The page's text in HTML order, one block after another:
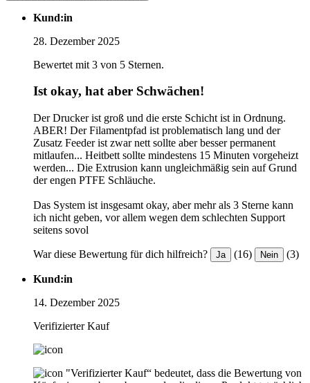
Kund:in
28. Dezember 2025
Bewertet mit 3 von 5 Sternen.
Ist okay, hat aber Schwächen!
Der Drucker ist groß und die erste Schicht ist in Ordnung.
ABER! Der Filamentpfad ist problematisch lang und der
Zusatz Feeder ist zwar nett sollte aber besser permanent
mitlaufen... Heitbett sollte mindestens 15 Minuten vorgeheizt
werden... Die Extrusion kann ungleichmäßig sein auf Grund
der engen PTFE Schläuche.
Das System ist insgesamt okay, aber mehr als 3 Sterne kann
ich nicht geben, vor allem wegen dem schlechten Support
seitens sovol
War diese Bewertung für dich hilfreich? Ja (16) Nein (3)
Kund:in
14. Dezember 2025
Verifizierter Kauf
"Verifizierter Kauf“ bedeutet, dass die Bewertung von